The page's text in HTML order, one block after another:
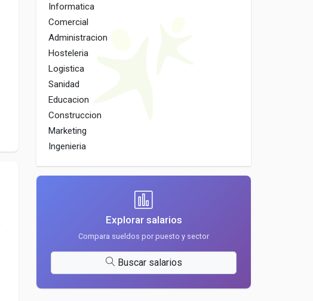
Informatica
Comercial
Administracion
Hosteleria
Logistica
Sanidad
Educacion
Construccion
Marketing
Ingenieria
Explorar salarios
Compara sueldos por puesto y sector
Buscar salarios